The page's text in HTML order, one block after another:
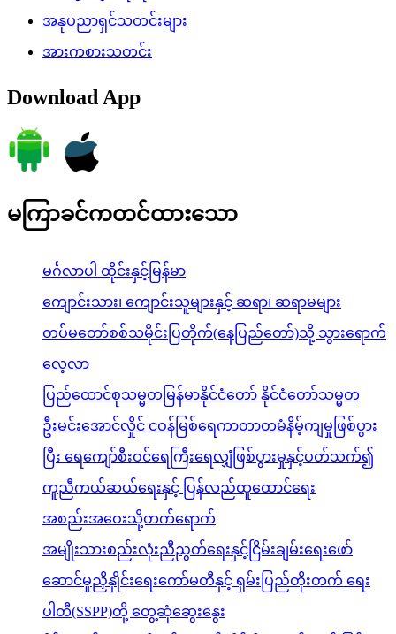
အနုပညာရှင်သတင်းများ
အားကစားသတင်း
Download App
မကြာခင်ကတင်ထားသော
မင်္ဂလာပါ ထိုင်းနှင့်မြန်မာ
ကျောင်းသား၊ ကျောင်းသူများနှင့် ဆရာ၊ ဆရာမများ
တပ်မတော်စစ်သမိုင်းပြတိုက်(နေပြည်တော်)သို့ သွားရောက်
လေ့လာ
ပြည်ထောင်စုသမ္မတမြန်မာနိုင်ငံတော် နိုင်ငံတော်သမ္မတ
ဦးမင်းအောင်လှိုင် ငဝန်မြစ်ရေကာတာတမံနိမ့်ကျမှုဖြစ်ပွား
ပြီး ရေကျော်စီးဝင်ရေကြီးရေလျှံဖြစ်ပွားမှုနှင့်ပတ်သက်၍
ကူညီကယ်ဆယ်ရေးနှင့် ပြန်လည်ထူထောင်ရေး
အစည်းအဝေးသို့တက်ရောက်
အမျိုးသားစည်းလုံးညီညွတ်ရေးနှင့်ငြိမ်းချမ်းရေးဖော်
ဆောင်မှုညှိနှိုင်းရေးကော်မတီနှင့် ရှမ်းပြည်တိုးတက် ရေး
ပါတီ(SSPP)တို့ တွေ့ဆုံဆွေးနွေး